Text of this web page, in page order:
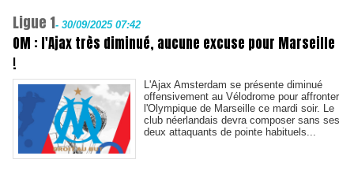
Ligue 1- 30/09/2025 07:42
OM : l'Ajax très diminué, aucune excuse pour Marseille
!
L'Ajax Amsterdam se présente diminué
offensivement au Vélodrome pour affronter
l'Olympique de Marseille ce mardi soir. Le
club néerlandais devra composer sans ses
deux attaquants de pointe habituels...